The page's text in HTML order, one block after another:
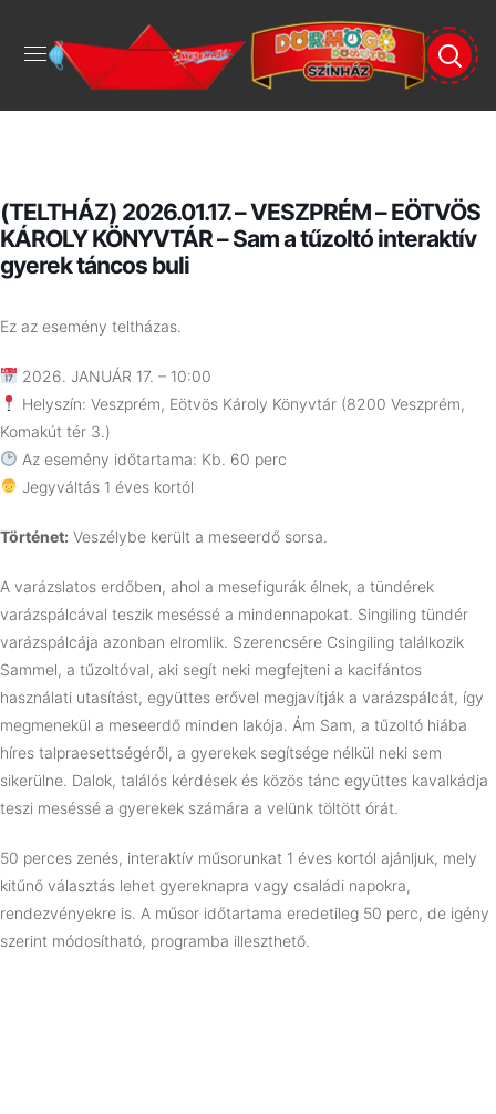
(TELTHÁZ) 2026.01.17. – VESZPRÉM – EÖTVÖS
KÁROLY KÖNYVTÁR – Sam a tűzoltó interaktív
gyerek táncos buli
Ez az esemény teltházas.
2026. JANUÁR 17. – 10:00
Helyszín: Veszprém, Eötvös Károly Könyvtár (8200 Veszprém,
Komakút tér 3.)
Az esemény időtartama: Kb. 60 perc
Jegyváltás 1 éves kortól
Történet: Veszélybe került a meseerdő sorsa.
A varázslatos erdőben, ahol a mesefigurák élnek, a tündérek
varázspálcával teszik meséssé a mindennapokat. Singiling tündér
varázspálcája azonban elromlik. Szerencsére Csingiling találkozik
Sammel, a tűzoltóval, aki segít neki megfejteni a kacifántos
használati utasítást, együttes erővel megjavítják a varázspálcát, így
megmenekül a meseerdő minden lakója. Ám Sam, a tűzoltó hiába
híres talpraesettségéről, a gyerekek segítsége nélkül neki sem
sikerülne. Dalok, találós kérdések és közös tánc együttes kavalkádja
teszi meséssé a gyerekek számára a velünk töltött órát.
50 perces zenés, interaktív műsorunkat 1 éves kortól ajánljuk, mely
kitűnő választás lehet gyereknapra vagy családi napokra,
rendezvényekre is. A műsor időtartama eredetileg 50 perc, de igény
szerint módosítható, programba illeszthető.